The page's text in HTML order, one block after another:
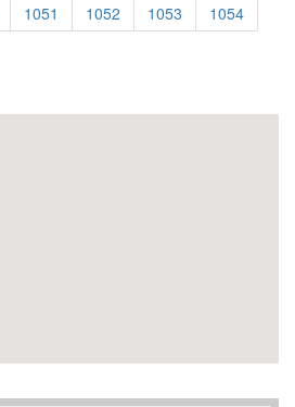
1051 1052 1053
1054